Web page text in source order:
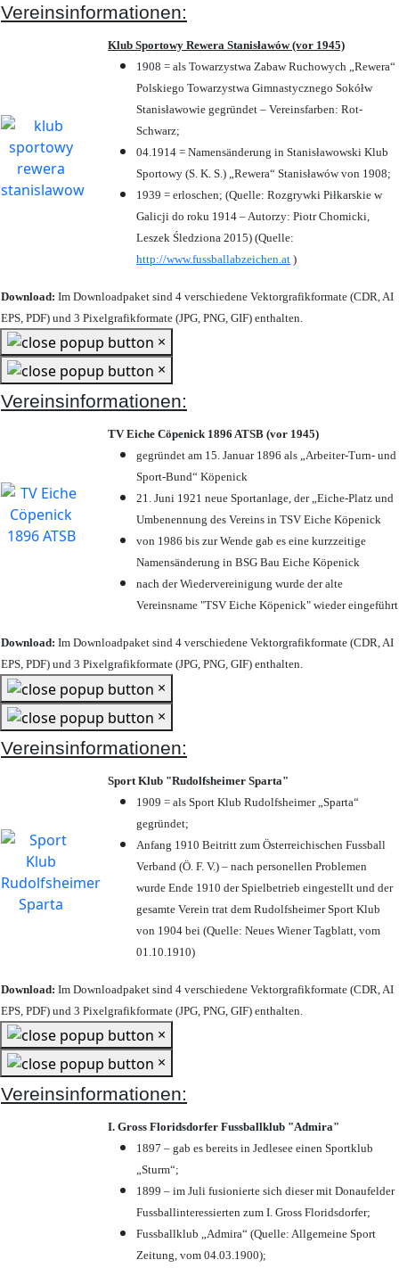
Vereinsinformationen:
Klub Sportowy Rewera Stanisławów (vor 1945)
1908 = als Towarzystwa Zabaw Ruchowych „Rewera“
Polskiego Towarzystwa Gimnastycznego Sokółw
Stanisławowie gegründet – Vereinsfarben: Rot-
Schwarz;
04.1914 = Namensänderung in Stanisławowski Klub
Sportowy (S. K. S.) „Rewera“ Stanisławów von 1908;
1939 = erloschen; (Quelle: Rozgrywki Piłkarskie w
Galicji do roku 1914 – Autorzy: Piotr Chomicki,
Leszek Śledziona 2015) (Quelle:
http://www.fussballabzeichen.at )
Download: Im Downloadpaket sind 4 verschiedene Vektorgrafikformate (CDR, AI
EPS, PDF) und 3 Pixelgrafikformate (JPG, PNG, GIF) enthalten.
×
×
Vereinsinformationen:
TV Eiche Cöpenick 1896 ATSB (vor 1945)
gegründet am 15. Januar 1896 als „Arbeiter-Turn- und
Sport-Bund“ Köpenick
21. Juni 1921 neue Sportanlage, der „Eiche-Platz und
Umbenennung des Vereins in TSV Eiche Köpenick
von 1986 bis zur Wende gab es eine kurzzeitige
Namensänderung in BSG Bau Eiche Köpenick
nach der Wiedervereinigung wurde der alte
Vereinsname "TSV Eiche Köpenick" wieder eingeführt
Download: Im Downloadpaket sind 4 verschiedene Vektorgrafikformate (CDR, AI
EPS, PDF) und 3 Pixelgrafikformate (JPG, PNG, GIF) enthalten.
×
×
Vereinsinformationen:
Sport Klub "Rudolfsheimer Sparta"
1909 = als Sport Klub Rudolfsheimer „Sparta“
gegründet;
Anfang 1910 Beitritt zum Österreichischen Fussball
Verband (Ö. F. V.) – nach personellen Problemen
wurde Ende 1910 der Spielbetrieb eingestellt und der
gesamte Verein trat dem Rudolfsheimer Sport Klub
von 1904 bei (Quelle: Neues Wiener Tagblatt, vom
01.10.1910)
Download: Im Downloadpaket sind 4 verschiedene Vektorgrafikformate (CDR, AI
EPS, PDF) und 3 Pixelgrafikformate (JPG, PNG, GIF) enthalten.
×
×
Vereinsinformationen:
I. Gross Floridsdorfer Fussballklub "Admira"
1897 – gab es bereits in Jedlesee einen Sportklub
„Sturm“;
1899 – im Juli fusionierte sich dieser mit Donaufelder
Fussballinteressierten zum I. Gross Floridsdorfer;
Fussballklub „Admira“ (Quelle: Allgemeine Sport
Zeitung, vom 04.03.1900);